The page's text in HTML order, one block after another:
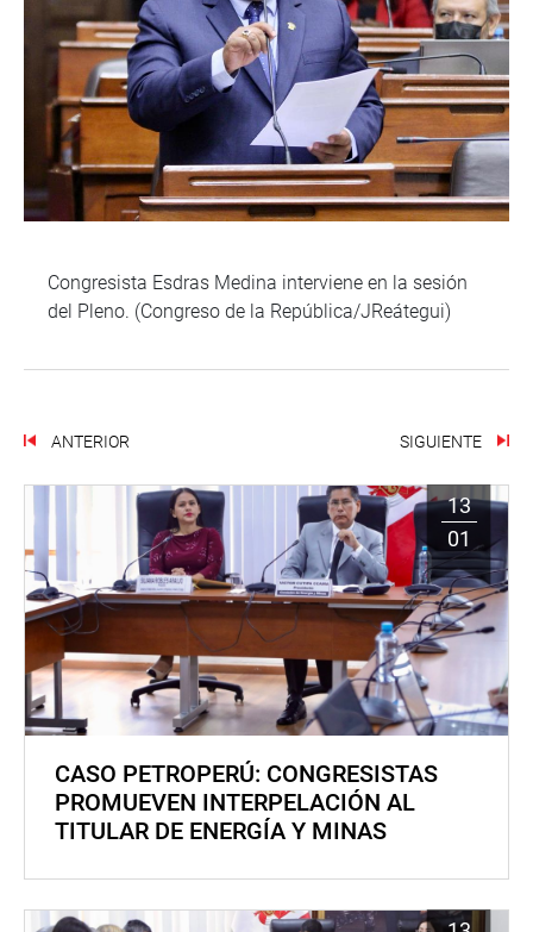
Congresista Esdras Medina interviene en la sesión
del Pleno. (Congreso de la República/JReátegui)
ANTERIOR SIGUIENTE
13
01
CASO PETROPERÚ: CONGRESISTAS
PROMUEVEN INTERPELACIÓN AL
TITULAR DE ENERGÍA Y MINAS